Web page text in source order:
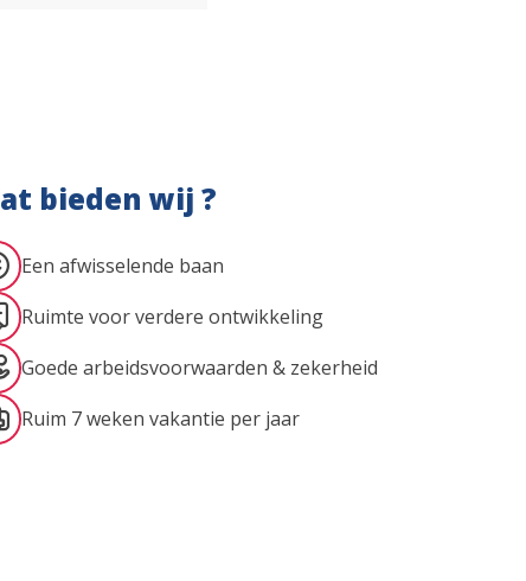
bieden wij ?
Een afwisselende baan
Ruimte voor verdere ontwikkeling
Goede arbeidsvoorwaarden & zekerheid
Ruim 7 weken vakantie per jaar